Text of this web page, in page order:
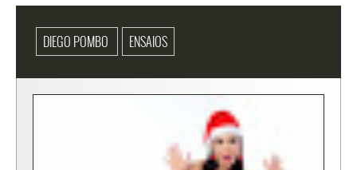
DIEGO POMBO ENSAIOS